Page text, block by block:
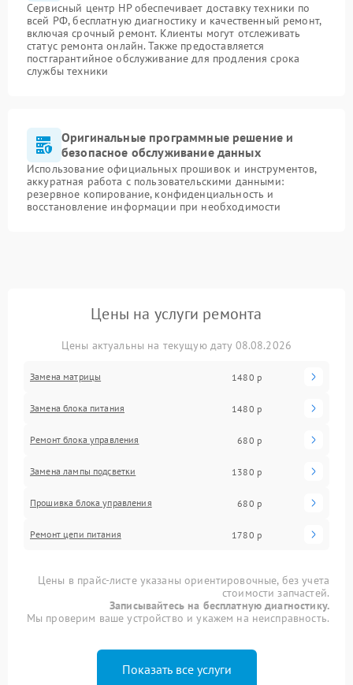
Сервисный центр HP обеспечивает доставку техники по
всей РФ, бесплатную диагностику и качественный ремонт,
включая срочный ремонт. Клиенты могут отслеживать
статус ремонта онлайн. Также предоставляется
постгарантийное обслуживание для продления срока
службы техники
Оригинальные программные решение и
безопасное обслуживание данных
Использование официальных прошивок и инструментов,
аккуратная работа с пользовательскими данными:
резервное копирование, конфиденциальность и
восстановление информации при необходимости
Цены на услуги ремонта
Цены актуальны на текущую дату 08.08.2026
Замена матрицы 1480 р
Замена блока питания 1480 р
Ремонт блока управления 680 р
Замена лампы подсветки 1380 р
Прошивка блока управления 680 р
Ремонт цепи питания 1780 р
Цены в прайс-листе указаны ориентировочные, без учета
стоимости запчастей.
Записывайтесь на бесплатную диагностику.
Мы проверим ваше устройство и укажем на неисправность.
Показать все услуги